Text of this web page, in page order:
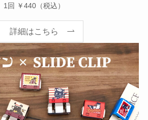
1回 ￥440（税込）
詳細はこちら